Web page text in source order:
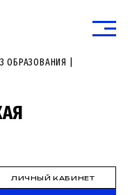
|
ЛИЧНЫЙ КАБИНЕТ